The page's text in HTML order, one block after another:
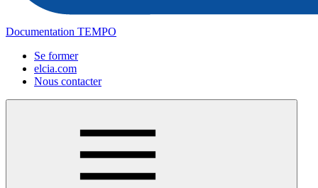
Documentation TEMPO
Se former
elcia.com
Nous contacter